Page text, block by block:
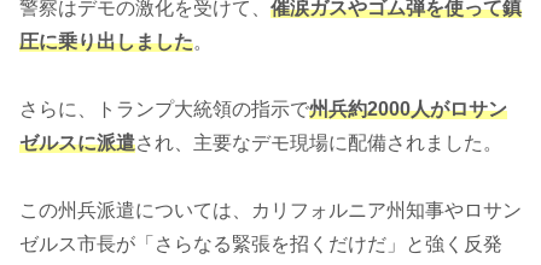
警察はデモの激化を受けて、 催涙ガスやゴム弾を使って鎮
圧に乗り出しました。
さらに、トランプ大統領の指示で州兵約2000人がロサン
ゼルスに派遣され、主要なデモ現場に配備されました。
この州兵派遣については、カリフォルニア州知事やロサン
ゼルス市長が「さらなる緊張を招くだけだ」と強く反発